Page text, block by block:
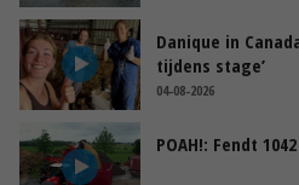
Danique in
tijdens stage’
04-08-2026
POAH!: Fendt 1042